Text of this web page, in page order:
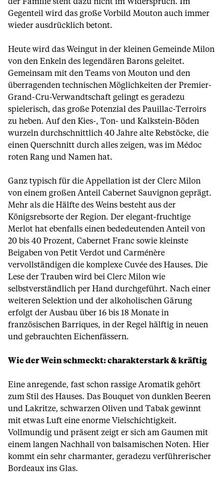
Gegenteil wird das große Vorbild Mouton auch immer
wieder ausdrücklich betont.
Heute wird das Weingut in der kleinen Gemeinde Milon
von den Enkeln des legendären Barons geleitet.
Gemeinsam mit den Teams von Mouton und den
überragenden technischen Möglichkeiten der Premier-
Grand-Cru-Verwandtschaft gelingt es geradezu
spielerisch, das große Potenzial des Pauillac-Terroirs
zu heben. Auf den Kies-, Ton- und Kalkstein-Böden
wurzeln durchschnittlich 40 Jahre alte Rebstöcke, die
einen Querschnitt durch alles zeigen, was im Médoc
roten Rang und Namen hat.
Ganz typisch für die Appellation ist der Clerc Milon
von einem großen Anteil Cabernet Sauvignon geprägt.
Mehr als die Hälfte des Weins besteht aus der
Königsrebsorte der Region. Der elegant-fruchtige
Merlot hat ebenfalls einen bededeutenden Anteil von
20 bis 40 Prozent, Cabernet Franc sowie kleinste
Beigaben von Petit Verdot und Carménère
vervollständigen die komplexe Cuvée des Hauses. Die
Lese der Trauben wird bei Clerc Milon wie
selbstverständlich per Hand durchgeführt. Nach einer
weiteren Selektion und der alkoholischen Gärung
erfolgt der Ausbau über 16 bis 18 Monate in
französischen Barriques, in der Regel hälftig in neuen
und gebrauchten Eichenfässern.
Wie der Wein schmeckt: charakterstark & kräftig
Eine anregende, fast schon rassige Aromatik gehört
zum Stil des Hauses. Das Bouquet von dunklen Beeren
und Lakritze, schwarzen Oliven und Tabak gewinnt
mit etwas Luft eine enorme Vielschichtigkeit.
Vollmundig und präsent zeigt er sich am Gaumen mit
einem langen Nachhall von balsamischen Noten. Hier
kommt ein sehr charmanter, geradezu verführerischer
Bordeaux ins Glas.